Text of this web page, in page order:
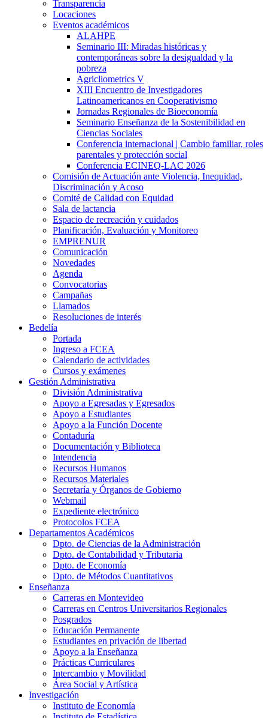
Transparencia
Locaciones
Eventos académicos
ALAHPE
Seminario III: Miradas históricas y
contemporáneas sobre la desigualdad y la
pobreza
Agricliometrics V
XIII Encuentro de Investigadores
Latinoamericanos en Cooperativismo
Jornadas Regionales de Bioeconomía
Seminario Enseñanza de la Sostenibilidad en
Ciencias Sociales
Conferencia internacional | Cambio familiar, roles
parentales y protección social
Conferencia ECINEQ-LAC 2026
Comisión de Actuación ante Violencia, Inequidad,
Discriminación y Acoso
Comité de Calidad con Equidad
Sala de lactancia
Espacio de recreación y cuidados
Planificación, Evaluación y Monitoreo
EMPRENUR
Comunicación
Novedades
Agenda
Convocatorias
Campañas
Llamados
Resoluciones de interés
Bedelía
Portada
Ingreso a FCEA
Calendario de actividades
Cursos y exámenes
Gestión Administrativa
División Administrativa
Apoyo a Egresadas y Egresados
Apoyo a Estudiantes
Apoyo a la Función Docente
Contaduría
Documentación y Biblioteca
Intendencia
Recursos Humanos
Recursos Materiales
Secretaría y Órganos de Gobierno
Webmail
Expediente electrónico
Protocolos FCEA
Departamentos Académicos
Dpto. de Ciencias de la Administración
Dpto. de Contabilidad y Tributaria
Dpto. de Economía
Dpto. de Métodos Cuantitativos
Enseñanza
Carreras en Montevideo
Carreras en Centros Universitarios Regionales
Posgrados
Educación Permanente
Estudiantes en privación de libertad
Apoyo a la Enseñanza
Prácticas Curriculares
Intercambio y Movilidad
Área Social y Artística
Investigación
Instituto de Economía